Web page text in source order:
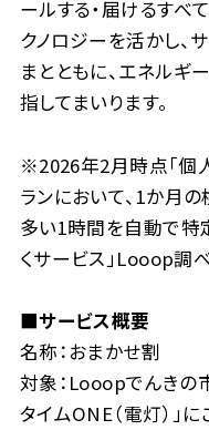
ールする・届けるすべ
クノロジーを活かし、
まとともに、エネルギ
指してまいります。
※2026年2月時点「個
ランにおいて、1か月
多い1時間を自動で特
くサービス」Looop調
■サービス概要
名称：おまかせ割
対象：Looopでんきの
タイムONE（電灯）」